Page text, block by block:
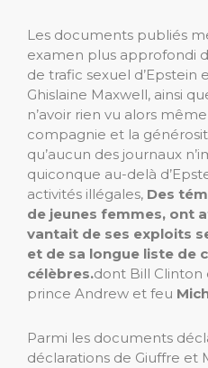
Les documents publiés
examen plus approfondi
de trafic sexuel
Ghislaine Maxwell, ainsi
n’avoir rien vu alors
compagnie et la
qu’aucun des journaux
quiconque au-delà
activités illégales, Des
de jeunes femmes, ont
vantait de ses exploits
et de sa longue liste de
célèbres.dont Bill Clinton
prince Andrew et feu
Parmi les documents
déclarations de Giuffre et